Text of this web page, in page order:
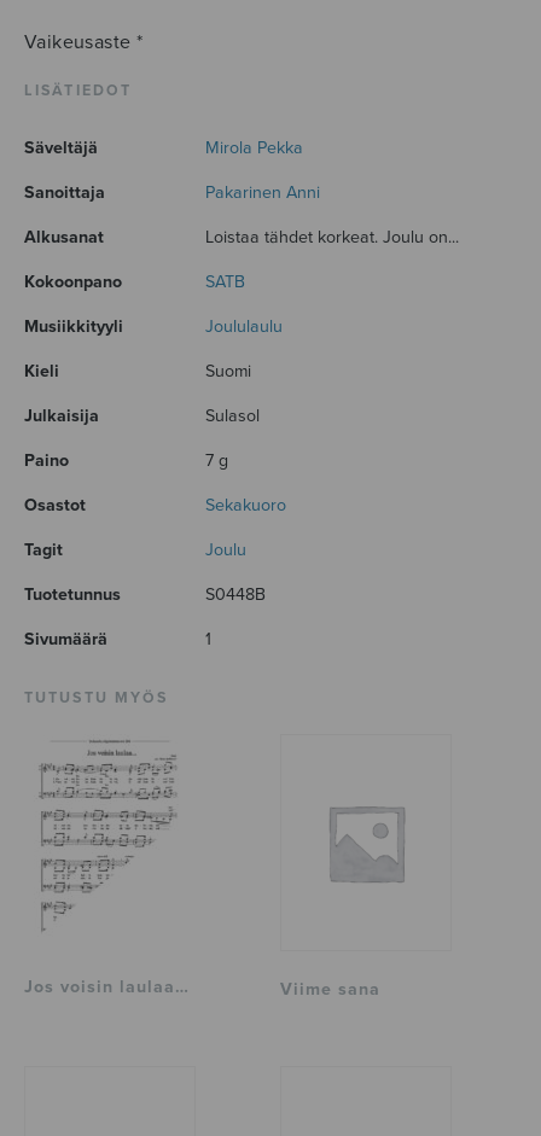
Vaikeusaste *
LISÄTIEDOT
Säveltäjä Mirola Pekka
Sanoittaja Pakarinen Anni
Alkusanat Loistaa tähdet korkeat. Joulu on...
Kokoonpano SATB
Musiikkityyli Joululaulu
Kieli Suomi
Julkaisija Sulasol
Paino 7 g
Osastot Sekakuoro
Tagit Joulu
Tuotetunnus S0448B
Sivumäärä 1
TUTUSTU MYÖS
Jos voisin laulaa… Viime sana